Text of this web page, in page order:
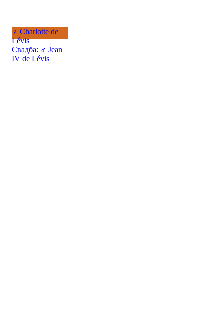
♀ Charlotte de
Lévis
Свадба: ♂ Jean
IV de Lévis